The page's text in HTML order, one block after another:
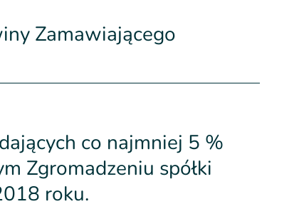
Zamawiającego
co najmniej 5 %
Zgromadzeniu spółki
roku.